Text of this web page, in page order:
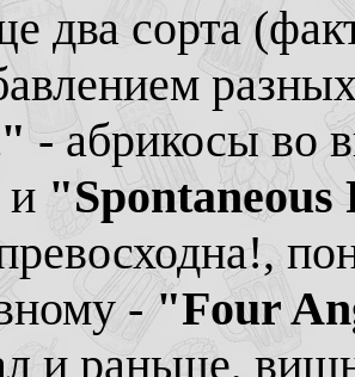
два сорта
- абрикосы во
-"Four
и раньше,